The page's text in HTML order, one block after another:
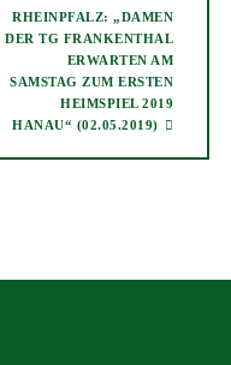
RHEINPFALZ: „DAMEN
DER TG FRANKENTHAL
ERWARTEN AM
SAMSTAG ZUM ERSTEN
HEIMSPIEL 2019
HANAU“ (02.05.2019)